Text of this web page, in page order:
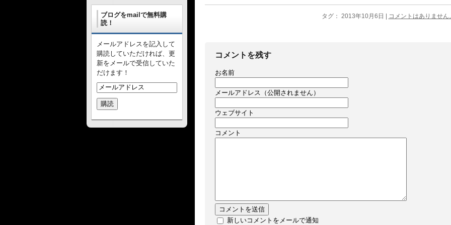
タグ： 2013年10月6日 | コメントはありません。
コメントを残す
お名前
メールアドレス（公開されません）
ウェブサイト
コメント
新しいコメントをメールで通知
ブログをmailで無料購
読！
メールアドレスを記入して
購読していただければ、更
新をメールで受信していた
だけます！